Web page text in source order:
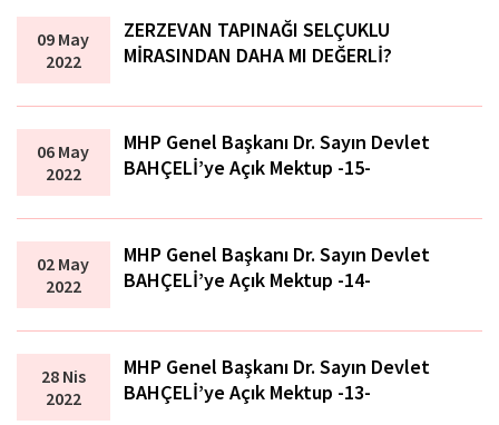
09 May
2022
ZERZEVAN TAPINAĞI SELÇUKLU
MİRASINDAN DAHA MI DEĞERLİ?
06 May
2022
MHP Genel Başkanı Dr. Sayın Devlet
BAHÇELİ’ye Açık Mektup -15-
02 May
2022
MHP Genel Başkanı Dr. Sayın Devlet
BAHÇELİ’ye Açık Mektup -14-
28 Nis
2022
MHP Genel Başkanı Dr. Sayın Devlet
BAHÇELİ’ye Açık Mektup -13-